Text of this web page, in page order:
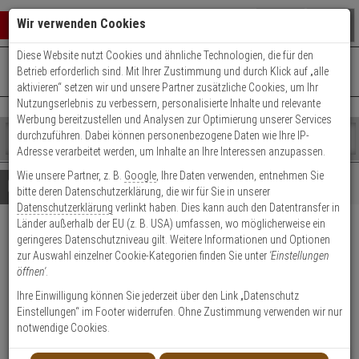
Warenkorb schließen
0 ARTIKEL IM WARENKORB
Ihr Warenkorb ist momentan leer.
Ergebnisse ()
Fertig
Shop
durchsuchen
Bitte
geben
Sie
mindestens
Zeichen
ein,
um
Suche
Es
wurde
noch
Kategorien
Suche
gestartet
+49 (0)821 899 493-0Mo. - Do.: 8:00 - 16:30 | Fr.: 8:00 - 14:00 Uhr
Kontaktservice nutzen
Details Beratung
HIKVision DS-2CD2346G2H-
I(2.8mm)(eF) IP-Kamera 4MP
Produktmerkmale
Wir verwenden Cookies
Diese Website nutzt Cookies und ähnliche Technologien, die für den
Betrieb erforderlich sind. Mit Ihrer Zustimmung und durch Klick auf „alle
aktivieren“ setzen wir und unsere Partner zusätzliche Cookies, um Ihr
Nutzungserlebnis zu verbessern, personalisierte Inhalte und relevante
Werbung bereitzustellen und Analysen zur Optimierung unserer Services
durchzuführen. Dabei können personenbezogene Daten wie Ihre IP-
Adresse verarbeitet werden, um Inhalte an Ihre Interessen anzupassen.
Wie unsere Partner, z. B. Google , Ihre Daten verwenden, entnehmen Sie
bitte deren Datenschutzerklärung, die wir für Sie in unserer
Datenschutzerklärung verlinkt haben. Dies kann auch den Datentransfer in
Länder außerhalb der EU (z. B. USA) umfassen, wo möglicherweise ein
geringeres Datenschutzniveau gilt. Weitere Informationen und Optionen
zur Auswahl einzelner Cookie-Kategorien finden Sie unter 'Einstellungen
öffnen'.
Ihre Einwilligung können Sie jederzeit über den Link „Datenschutz
Einstellungen“ im Footer widerrufen. Ohne Zustimmung verwenden wir nur
notwendige Cookies.